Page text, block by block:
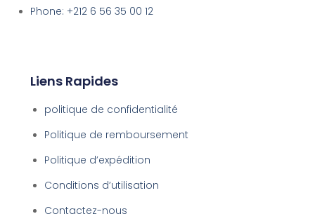
Phone: +212 6 56 35 00 12
Liens Rapides
politique de confidentialité
Politique de remboursement
Politique d’expédition
Conditions d’utilisation
Contactez-nous